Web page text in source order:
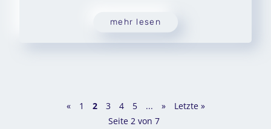
mehr lesen
Seite 2 von 7
« 1 2 3 4 5 ... » Letzte »